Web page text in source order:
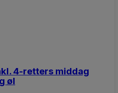
4-retters middag
øl